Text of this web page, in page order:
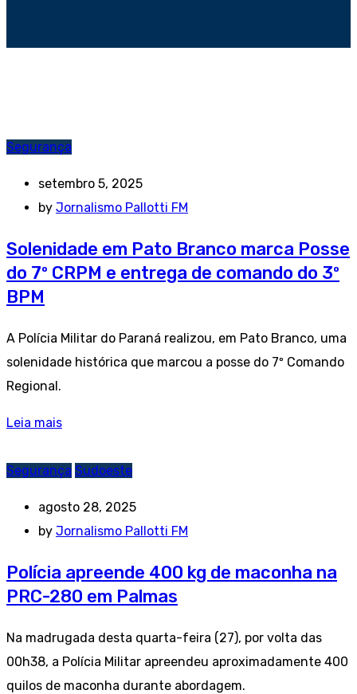
Segurança
setembro 5, 2025
by Jornalismo Pallotti FM
Solenidade em Pato Branco marca Posse
do 7º CRPM e entrega de comando do 3º
BPM
A Polícia Militar do Paraná realizou, em Pato Branco, uma
solenidade histórica que marcou a posse do 7º Comando
Regional.
Leia mais
Segurança Sudoeste
agosto 28, 2025
by Jornalismo Pallotti FM
Polícia apreende 400 kg de maconha na
PRC-280 em Palmas
Na madrugada desta quarta-feira (27), por volta das
00h38, a Polícia Militar apreendeu aproximadamente 400
quilos de maconha durante abordagem.